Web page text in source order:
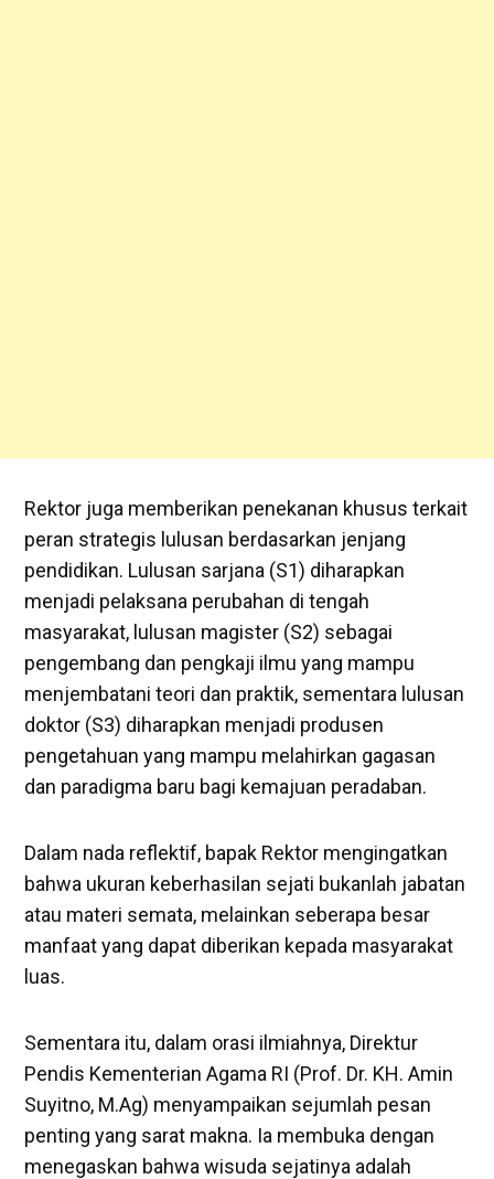
Rektor juga memberikan penekanan khusus terkait
peran strategis lulusan berdasarkan jenjang
pendidikan. Lulusan sarjana (S1) diharapkan
menjadi pelaksana perubahan di tengah
masyarakat, lulusan magister (S2) sebagai
pengembang dan pengkaji ilmu yang mampu
menjembatani teori dan praktik, sementara lulusan
doktor (S3) diharapkan menjadi produsen
pengetahuan yang mampu melahirkan gagasan
dan paradigma baru bagi kemajuan peradaban.
Dalam nada reflektif, bapak Rektor mengingatkan
bahwa ukuran keberhasilan sejati bukanlah jabatan
atau materi semata, melainkan seberapa besar
manfaat yang dapat diberikan kepada masyarakat
luas.
Sementara itu, dalam orasi ilmiahnya, Direktur
Pendis Kementerian Agama RI (Prof. Dr. KH. Amin
Suyitno, M.Ag) menyampaikan sejumlah pesan
penting yang sarat makna. Ia membuka dengan
menegaskan bahwa wisuda sejatinya adalah